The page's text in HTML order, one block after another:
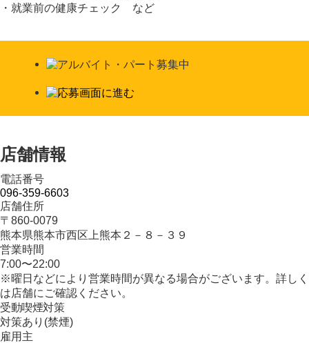
・就業前の健康チェック など
店舗情報
電話番号
096-359-6603
店舗住所
〒860-0079
熊本県熊本市西区上熊本２－８－３９
営業時間
7:00〜22:00
※曜日などにより営業時間が異なる場合がございます。詳しく
は店舗にご確認ください。
受動喫煙対策
対策あり(禁煙)
雇用主